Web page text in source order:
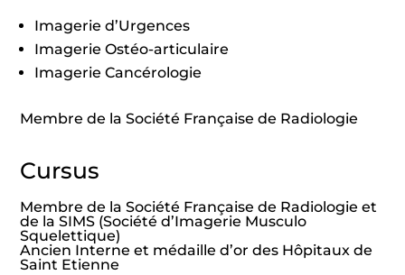
Imagerie d’Urgences
Imagerie Ostéo-articulaire
Imagerie Cancérologie
Membre de la Société Française de Radiologie
Cursus
Membre de la Société Française de Radiologie et
de la SIMS (Société d’Imagerie Musculo
Squelettique)
Ancien Interne et médaille d’or des Hôpitaux de
Saint Etienne